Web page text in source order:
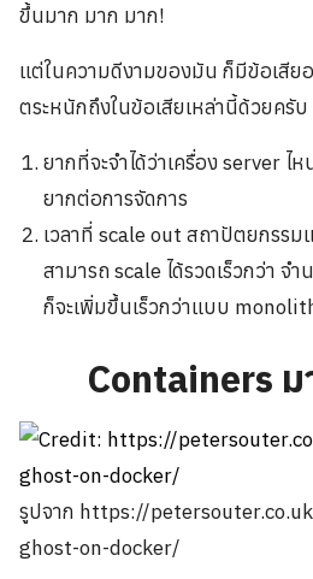
ขึ้นมาก มาก มาก!
แต่ในความดีงามของมัน ก็มีข้อเสียอ
ตระหนักถึงในข้อเสียเหล่านี้ด้วยครับ
ยากที่จะจำได้ว่าเครื่อง server ไ
ยากต่อการจัดการ
เวลาที่ scale out สถาปัตยกรร
สามารถ scale ได้รวดเร็วกว่า จ
ก็จะเพิ่มขึ้นเร็วกว่าแบบ
Containers
รูปจาก https://
ghost-on-docker/